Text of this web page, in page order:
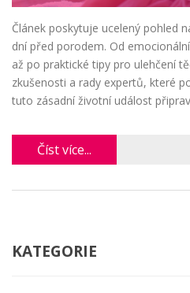
Článek poskytuje ucelený pohled
dní před porodem. Od
až po praktické tipy pro ulehčení
zkušenosti a rady expertů, které
tuto zásadní životní událost
Číst více...
KATEGORIE